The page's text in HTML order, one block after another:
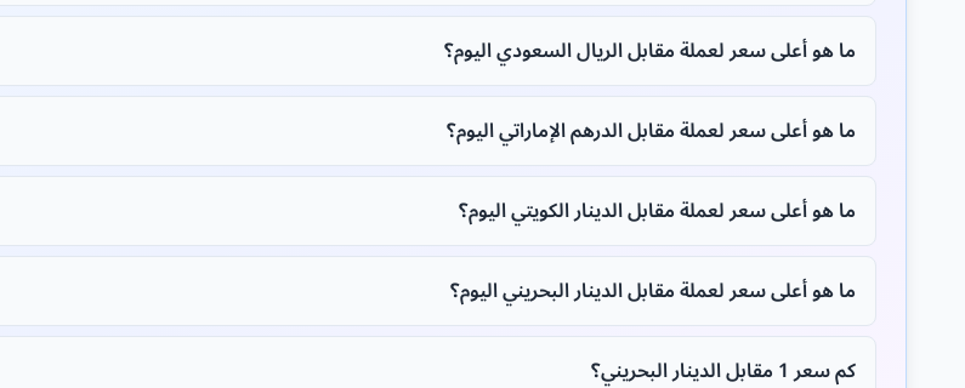
ما هو أعلى سعر لعملة مقابل الريال السعودي اليوم؟
ما هو أعلى سعر لعملة مقابل الدرهم الإماراتي اليوم؟
ما هو أعلى سعر لعملة مقابل الدينار الكويتي اليوم؟
ما هو أعلى سعر لعملة مقابل الدينار البحريني اليوم؟
كم سعر 1 مقابل الدينار البحريني؟